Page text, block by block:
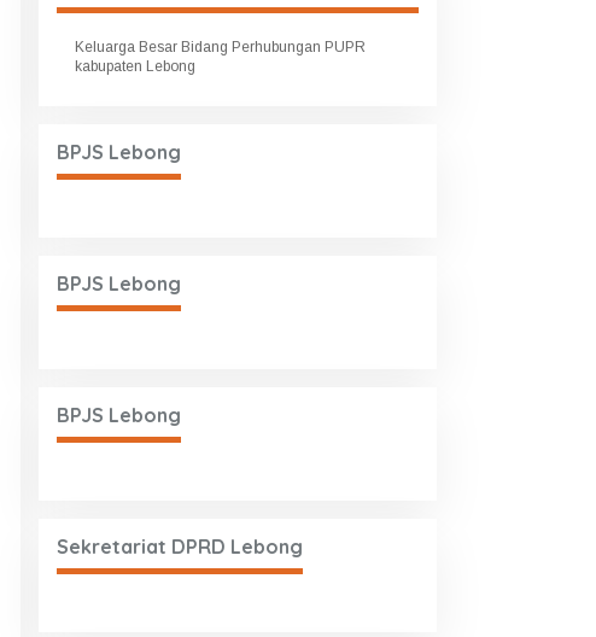
Keluarga Besar Bidang Perhubungan PUPR
kabupaten Lebong
BPJS Lebong
BPJS Lebong
BPJS Lebong
Sekretariat DPRD Lebong